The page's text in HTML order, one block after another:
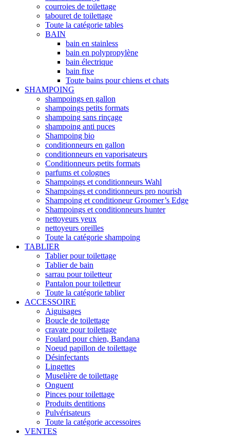
courroies de toilettage
tabouret de toilettage
Toute la catégorie tables
BAIN
bain en stainless
bain en polypropylène
bain électrique
bain fixe
Toute bains pour chiens et chats
SHAMPOING
shampoings en gallon
shampoings petits formats
shampoing sans rinçage
shampoing anti puces
Shampoing bio
conditionneurs en gallon
conditionneurs en vaporisateurs
Conditionneurs petits formats
parfums et colognes
Shampoings et conditionneurs Wahl
Shampoings et conditionneurs pro nourish
Shampoing et conditioneur Groomer’s Edge
Shampoings et conditionneurs hunter
nettoyeurs yeux
nettoyeurs oreilles
Toute la catégorie shampoing
TABLIER
Tablier pour toilettage
Tablier de bain
sarrau pour toiletteur
Pantalon pour toiletteur
Toute la catégorie tablier
ACCESSOIRE
Aiguisages
Boucle de toilettage
cravate pour toilettage
Foulard pour chien, Bandana
Noeud papillon de toilettage
Désinfectants
Lingettes
Muselière de toilettage
Onguent
Pinces pour toilettage
Produits dentitions
Pulvérisateurs
Toute la catégorie accessoires
VENTES